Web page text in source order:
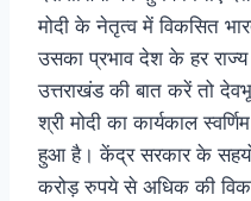
मोदी के नेतृत्व में विकसित
उसका प्रभाव देश के हर
उत्तराखंड की बात करें तो
श्री मोदी का कार्यकाल
हुआ है। केंद्र सरकार के
करोड़ रुपये से अधिक की